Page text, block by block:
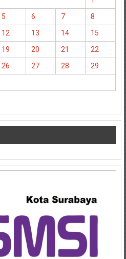
5 6 7
8
12 13 14
15
19 20 21
22
26 27 28
29